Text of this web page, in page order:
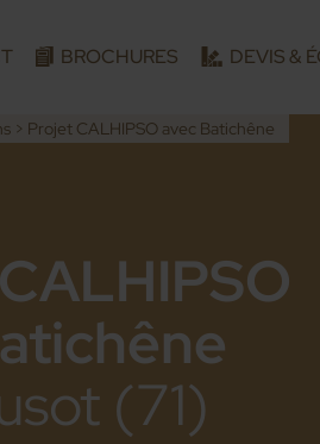
BROCHURES DEVIS &
> Projet CALHIPSO avec Batichêne
(71)